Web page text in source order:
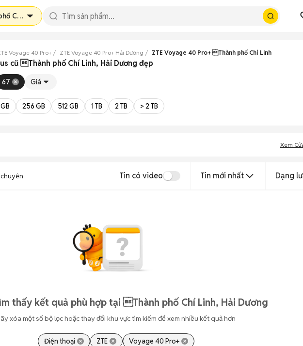
Chí Linh
Voyage 40 Pro+ ZTE Voyage 40 Pro+ Hải Dương ZTE Voyage 40 Pro+ Thành phố Chí Linh
cũ Thành phố Chí Linh, Hải Dương đẹp
67 Giá
256 GB 512 GB 1 TB 2 TB > 2 TB
Xem
Tin có video Tin mới nhất Dạng
thấy kết quả phù hợp tại Thành phố Chí Linh, Hải Dương
xóa một số bộ lọc hoặc thay đổi khu vực tìm kiếm để xem nhiều kết quả hơn
Điện thoại ZTE Voyage 40 Pro+